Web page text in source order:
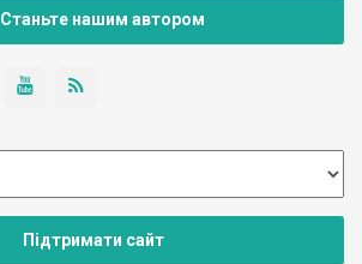
Станьте нашим автором
Підтримати сайт